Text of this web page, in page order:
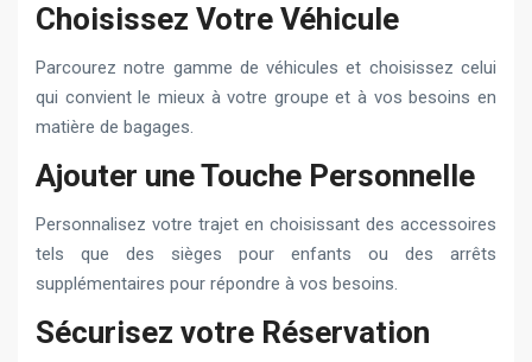
Choisissez Votre Véhicule
Parcourez notre gamme de véhicules et choisissez celui
qui convient le mieux à votre groupe et à vos besoins en
matière de bagages.
Ajouter une Touche Personnelle
Personnalisez votre trajet en choisissant des accessoires
tels que des sièges pour enfants ou des arrêts
supplémentaires pour répondre à vos besoins.
Sécurisez votre Réservation